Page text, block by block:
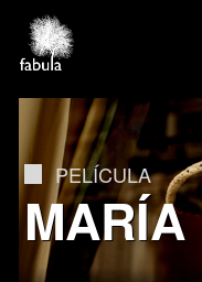
Home
Directores
Cine
Televisión
Publicidad
PELÍCULA
MARÍA